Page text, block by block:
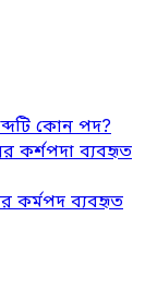
কোন পদ?
কর্শপদা ব্যবহৃত
কর্মপদ ব্যবহৃত